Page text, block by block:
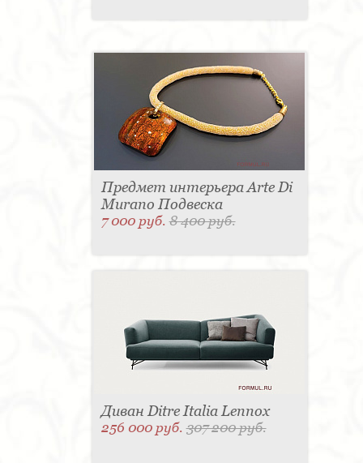
Предмет интерьера Arte Di
Murano Подвеска
7 000 руб.8 400 руб.
Диван Ditre Italia Lennox
256 000 руб.307 200 руб.